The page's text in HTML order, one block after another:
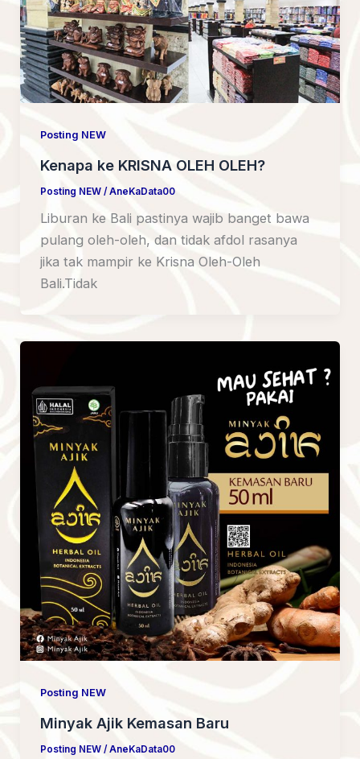
Posting NEW
Kenapa ke KRISNA OLEH OLEH?
Posting NEW/AneKaData00
Liburan ke Bali pastinya wajib banget bawa
pulang oleh-oleh, dan tidak afdol rasanya
jika tak mampir ke Krisna Oleh-Oleh
Bali.Tidak
Posting NEW
Minyak Ajik Kemasan Baru
Posting NEW/AneKaData00